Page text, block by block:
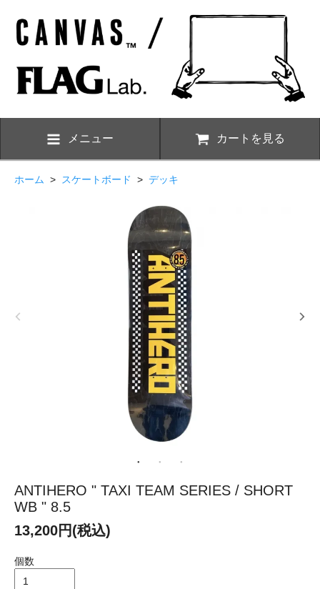
メニュー カートを見る
ホーム > スケートボード > デッキ
ANTIHERO " TAXI TEAM SERIES / SHORT
WB " 8.5
13,200円(税込)
個数